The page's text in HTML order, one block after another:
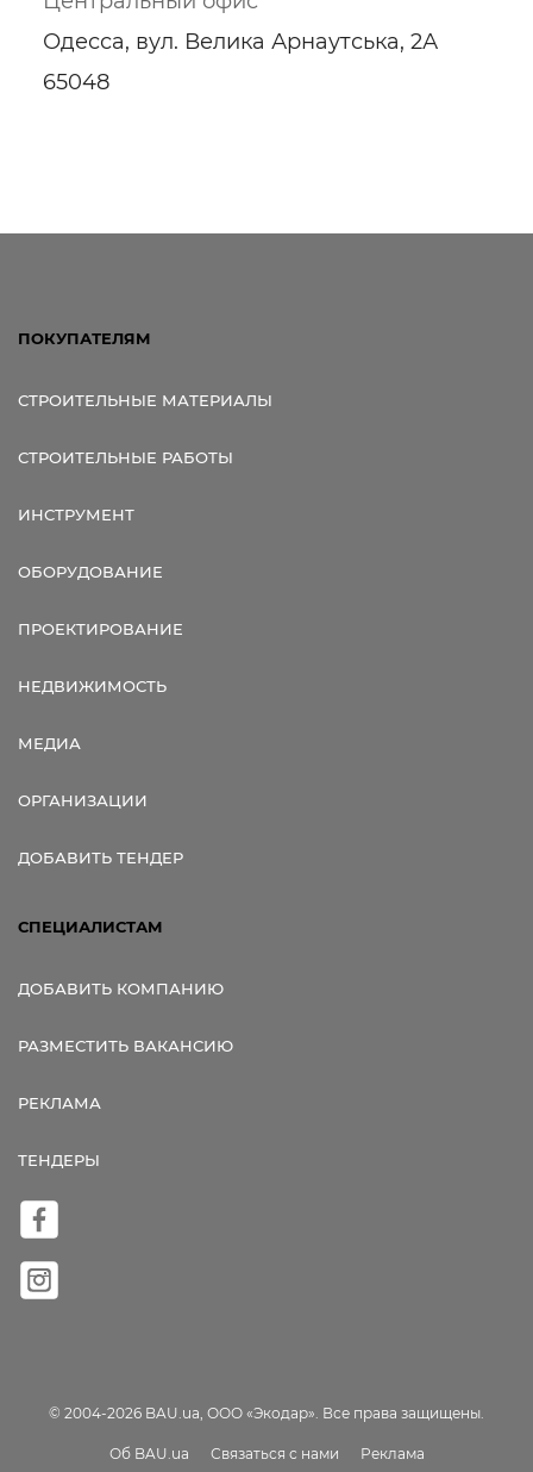
Одесса, вул. Велика Арнаутська, 2А
65048
ПОКУПАТЕЛЯМ
СТРОИТЕЛЬНЫЕ МАТЕРИАЛЫ
СТРОИТЕЛЬНЫЕ РАБОТЫ
ИНСТРУМЕНТ
ОБОРУДОВАНИЕ
ПРОЕКТИРОВАНИЕ
НЕДВИЖИМОСТЬ
МЕДИА
ОРГАНИЗАЦИИ
ДОБАВИТЬ ТЕНДЕР
СПЕЦИАЛИСТАМ
ДОБАВИТЬ КОМПАНИЮ
РАЗМЕСТИТЬ ВАКАНСИЮ
РЕКЛАМА
ТЕНДЕРЫ
© 2004-2026 BAU.ua, ООО «Экодар». Все права защищены.
Об BAU.ua Связаться с нами Реклама